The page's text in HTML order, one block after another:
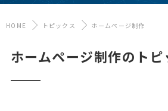
HOME トピックス ホームページ制作
ホームページ制作のト